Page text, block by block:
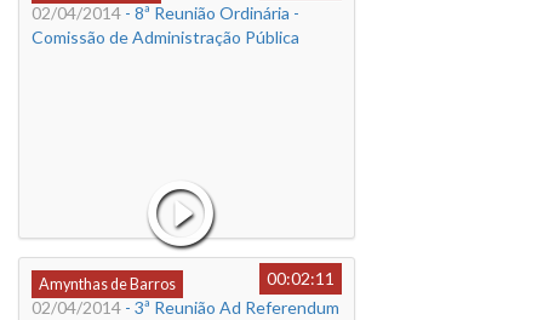
02/04/2014 - 8ª Reunião Ordinária -
Comissão de Administração Pública
Amynthas de Barros
00:02:11
02/04/2014 - 3ª Reunião Ad Referendum